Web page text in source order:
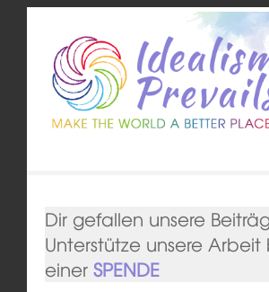
Dir gefallen unsere
Unterstütze unsere
einer SPENDE